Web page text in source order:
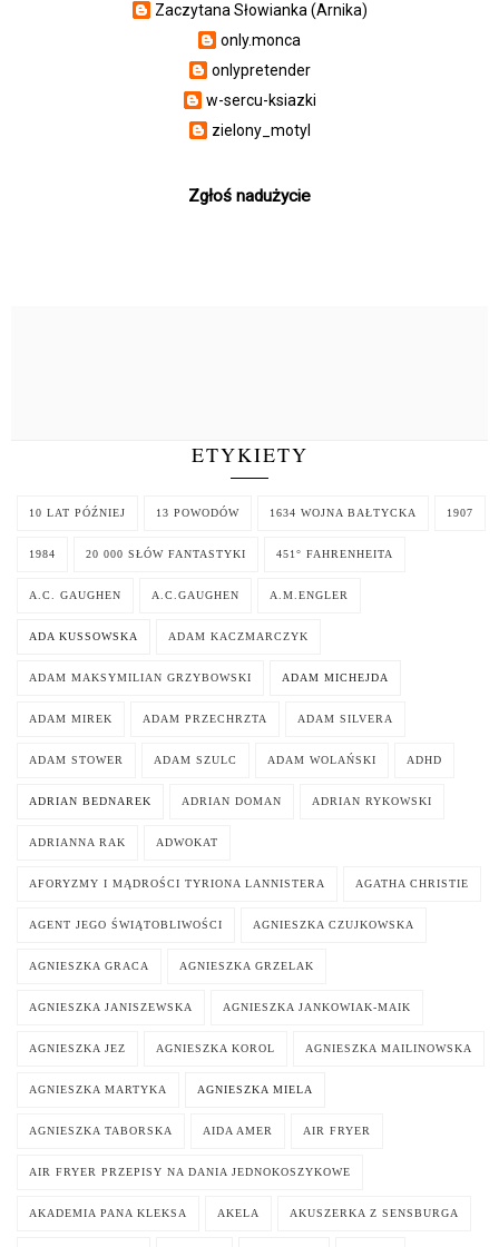
Zaczytana Słowianka (Arnika)
only.monca
onlypretender
w-sercu-ksiazki
zielony_motyl
Zgłoś nadużycie
ETYKIETY
10 LAT PÓŹNIEJ 13 POWODÓW 1634 WOJNA BAŁTYCKA 1907
1984 20 000 SŁÓW FANTASTYKI 451° FAHRENHEITA
A.C. GAUGHEN A.C.GAUGHEN A.M.ENGLER
ADA KUSSOWSKA ADAM KACZMARCZYK
ADAM MAKSYMILIAN GRZYBOWSKI ADAM MICHEJDA
ADAM MIREK ADAM PRZECHRZTA ADAM SILVERA
ADAM STOWER ADAM SZULC ADAM WOLAŃSKI ADHD
ADRIAN BEDNAREK ADRIAN DOMAN ADRIAN RYKOWSKI
ADRIANNA RAK ADWOKAT
AFORYZMY I MĄDROŚCI TYRIONA LANNISTERA AGATHA CHRISTIE
AGENT JEGO ŚWIĄTOBLIWOŚCI AGNIESZKA CZUJKOWSKA
AGNIESZKA GRACA AGNIESZKA GRZELAK
AGNIESZKA JANISZEWSKA AGNIESZKA JANKOWIAK-MAIK
AGNIESZKA JEZ AGNIESZKA KOROL AGNIESZKA MAILINOWSKA
AGNIESZKA MARTYKA AGNIESZKA MIELA
AGNIESZKA TABORSKA AIDA AMER AIR FRYER
AIR FRYER PRZEPISY NA DANIA JEDNOKOSZYKOWE
AKADEMIA PANA KLEKSA AKELA AKUSZERKA Z SENSBURGA